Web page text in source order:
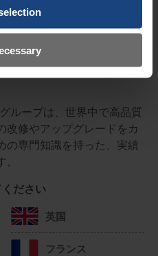
間年中無休の対応が
ループは、世界中で高品質
改修やアップグレードをカ
の専門知識を持った、実績
ださい
英国
フランス